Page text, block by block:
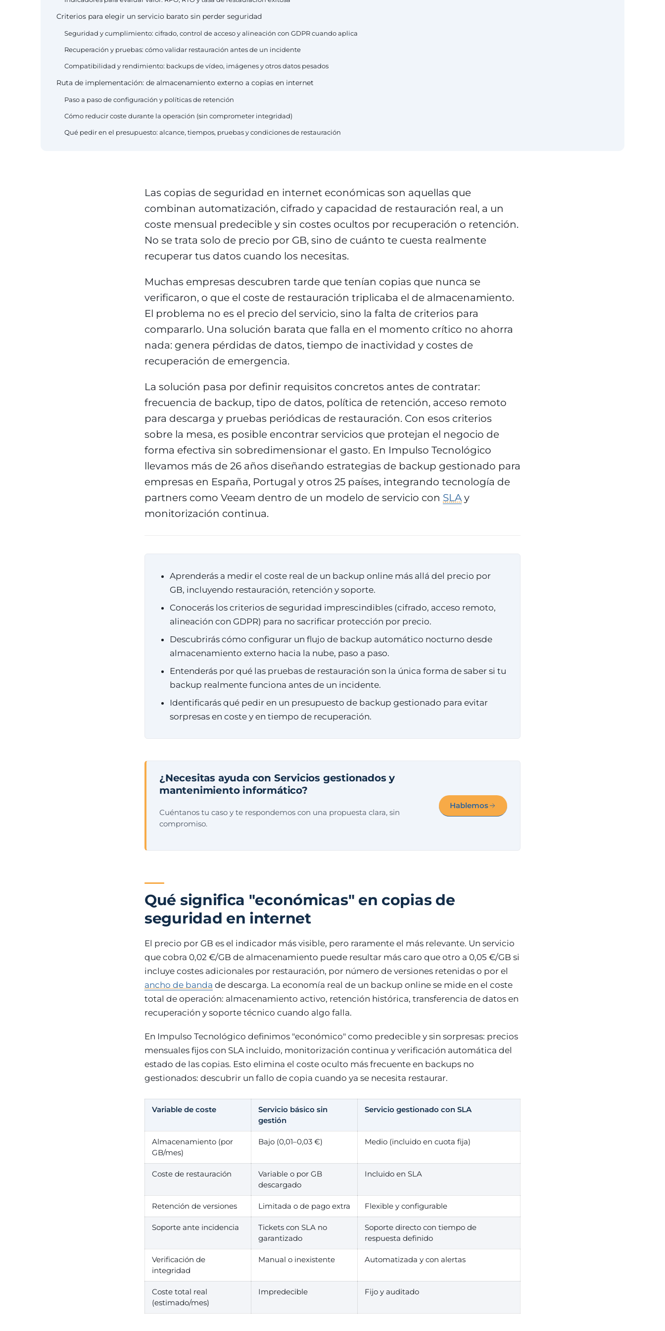
Criterios para elegir un servicio barato sin perder seguridad
Seguridad y cumplimiento: cifrado, control de acceso y alineación con GDPR cuando aplica
Recuperación y pruebas: cómo validar restauración antes de un incidente
Compatibilidad y rendimiento: backups de vídeo, imágenes y otros datos pesados
Ruta de implementación: de almacenamiento externo a copias en internet
Paso a paso de configuración y políticas de retención
Cómo reducir coste durante la operación (sin comprometer integridad)
Qué pedir en el presupuesto: alcance, tiempos, pruebas y condiciones de restauración
Las copias de seguridad en internet económicas son aquellas que
combinan automatización, cifrado y capacidad de restauración real, a un
coste mensual predecible y sin costes ocultos por recuperación o retención.
No se trata solo de precio por GB, sino de cuánto te cuesta realmente
recuperar tus datos cuando los necesitas.
Muchas empresas descubren tarde que tenían copias que nunca se
verificaron, o que el coste de restauración triplicaba el de almacenamiento.
El problema no es el precio del servicio, sino la falta de criterios para
compararlo. Una solución barata que falla en el momento crítico no ahorra
nada: genera pérdidas de datos, tiempo de inactividad y costes de
recuperación de emergencia.
La solución pasa por definir requisitos concretos antes de contratar:
frecuencia de backup, tipo de datos, política de retención, acceso remoto
para descarga y pruebas periódicas de restauración. Con esos criterios
sobre la mesa, es posible encontrar servicios que protejan el negocio de
forma efectiva sin sobredimensionar el gasto. En Impulso Tecnológico
llevamos más de 26 años diseñando estrategias de backup gestionado para
empresas en España, Portugal y otros 25 países, integrando tecnología de
partners como Veeam dentro de un modelo de servicio con SLA y
monitorización continua.
Aprenderás a medir el coste real de un backup online más allá del precio por
GB, incluyendo restauración, retención y soporte.
Conocerás los criterios de seguridad imprescindibles (cifrado, acceso remoto,
alineación con GDPR) para no sacrificar protección por precio.
Descubrirás cómo configurar un flujo de backup automático nocturno desde
almacenamiento externo hacia la nube, paso a paso.
Entenderás por qué las pruebas de restauración son la única forma de saber si tu
backup realmente funciona antes de un incidente.
Identificarás qué pedir en un presupuesto de backup gestionado para evitar
sorpresas en coste y en tiempo de recuperación.
¿Necesitas ayuda con Servicios gestionados y
mantenimiento informático?
Cuéntanos tu caso y te respondemos con una propuesta clara, sin
compromiso.
Hablemos
Qué significa "económicas" en copias de
seguridad en internet
El precio por GB es el indicador más visible, pero raramente el más relevante. Un servicio
que cobra 0,02 €/GB de almacenamiento puede resultar más caro que otro a 0,05 €/GB si
incluye costes adicionales por restauración, por número de versiones retenidas o por el
ancho de banda de descarga. La economía real de un backup online se mide en el coste
total de operación: almacenamiento activo, retención histórica, transferencia de datos en
recuperación y soporte técnico cuando algo falla.
En Impulso Tecnológico definimos "económico" como predecible y sin sorpresas: precios
mensuales fijos con SLA incluido, monitorización continua y verificación automática del
estado de las copias. Esto elimina el coste oculto más frecuente en backups no
gestionados: descubrir un fallo de copia cuando ya se necesita restaurar.
Variable de coste
Servicio básico sin
gestión
Servicio gestionado con SLA
Almacenamiento (por
GB/mes)
Bajo (0,01–0,03 €) Medio (incluido en cuota fija)
Coste de restauración
Variable o por GB
descargado
Incluido en SLA
Retención de versiones Limitada o de pago extra Flexible y configurable
Soporte ante incidencia
Tickets con SLA no
garantizado
Soporte directo con tiempo de
respuesta definido
Verificación de
integridad
Manual o inexistente Automatizada y con alertas
Coste total real
(estimado/mes)
Impredecible Fijo y auditado